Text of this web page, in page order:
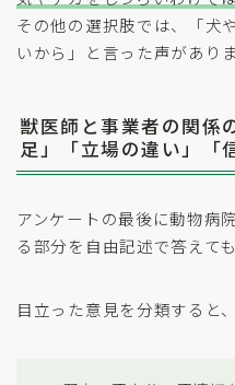
その他の選択肢では、「犬
いから」と言った声があり
獣医師と事業者の関係
足」「立場の違い」「
アンケートの最後に動物病
る部分を自由記述で答えて
目立った意見を分類すると、